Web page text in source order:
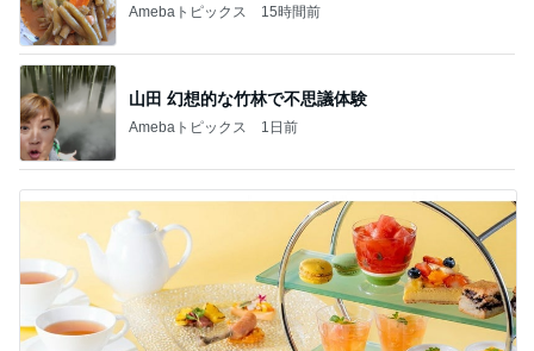
Amebaトピックス 15時間前
山田 幻想的な竹林で不思議体験
Amebaトピックス 1日前